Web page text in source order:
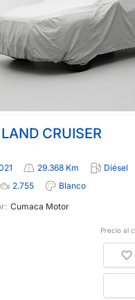
CRUISER
29.368 Km Diésel
2.755
Blanco
Cumaca Motor
Precio al